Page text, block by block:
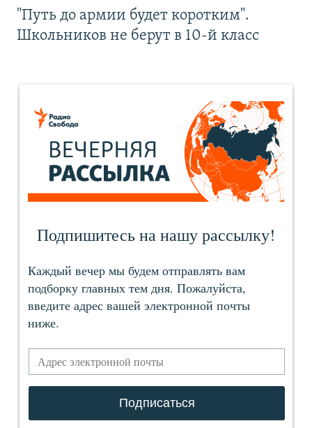
"Путь до армии будет коротким".
Школьников не берут в 10-й класс